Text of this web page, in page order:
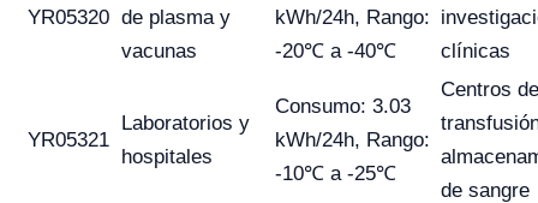
YR05320 de plasma y
vacunas
kWh/24h, Rango:
-20℃ a -40℃
clínicas
YR05321
Laboratorios y
hospitales
Consumo: 3.03
kWh/24h, Rango:
-10℃ a -25℃
Centros de
de sangre